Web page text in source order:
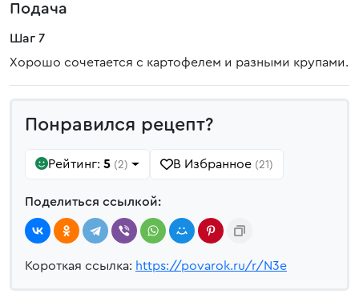
Подача
Шаг 7
Хорошо сочетается с картофелем и разными крупами.
Понравился рецепт?
Рейтинг: 5 (2) В Избранное (21)
Поделиться ссылкой:
Короткая ссылка: https://povarok.ru/r/N3e